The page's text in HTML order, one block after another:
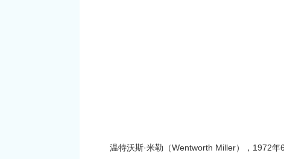
温特沃斯·米勒（Wentworth Miller），1972年